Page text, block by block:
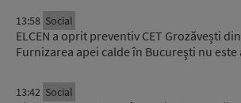
13:58 Social
ELCEN a oprit preventiv CET Grozăvești
Furnizarea apei calde în Bucureşti nu este
13:42 Social